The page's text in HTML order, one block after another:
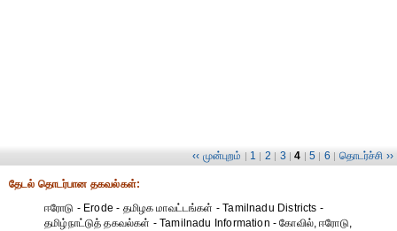
‹‹ முன்புறம் | 1 | 2 | 3 | 4 | 5 | 6 | தொடர்ச்சி ››
தேட‌ல் தொட‌ர்பான தகவ‌ல்க‌ள்:
ஈரோடு - Erode - தமிழக மாவட்டங்கள் - Tamilnadu Districts -
தமிழ்நாட்டுத் தகவல்கள் - Tamilnadu Information - கோவில், ஈரோடு,